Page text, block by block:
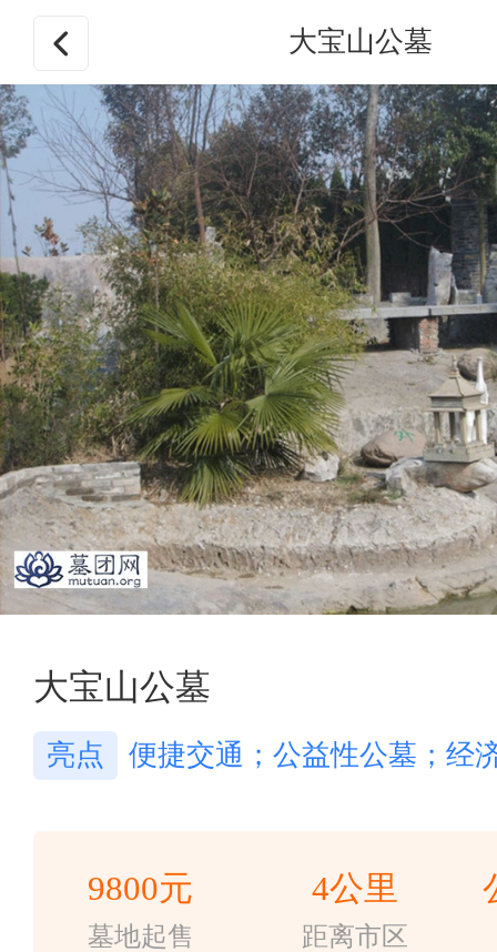
大宝山公墓
大宝山公墓
亮点 便捷交通；公益性公墓；经
9800元
墓地起售
4公里
距离市区